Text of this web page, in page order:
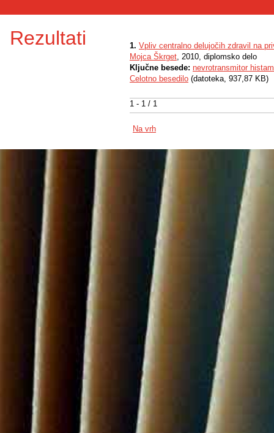
Rezultati
1 - 1 / 1
1. Vpliv centralno delujočih zdravil na
Mojca Škrget, 2010, diplomsko delo
Ključne besede: nevrotransmitor
Celotno besedilo (datoteka, 937,87 KB)
Na vrh